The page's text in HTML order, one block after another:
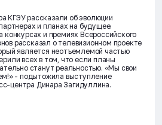
КГЭУ рассказали об эволюции
и планах на будущее.
конкурсах и премиях Всероссийского
рассказал о телевизионном проекте
является неотъемлемой частью
всех в том, что если планы
станут реальностью. «Мы свои
- подытожила выступление
центра Динара Загидуллина.